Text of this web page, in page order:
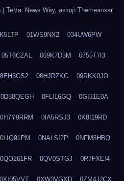
Тема: News Way, автор Themeansar
01WS9NX2 034UW6PW
05T6CZAL 069K7D5M 0755T7I3
08HJRZKG 09RKK0JO
0D38QEGH 0FLIL6GQ 0GI31E0A
0H7Y9RRM 0IA5RSJ3 0K8I19RD
0LIQ91PM 0NALSI2P 0NFM8HBQ
0QO261FR 0QV0STGJ 0R7FXEI4
0XI05VVT 0XW3VGXD 0ZM4J2CX